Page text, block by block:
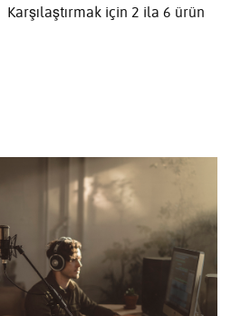
Karşılaştırmak için 2 ila 6 ürün